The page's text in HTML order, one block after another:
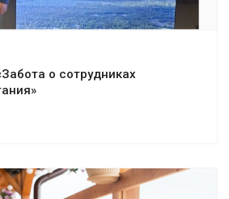
о сотрудниках